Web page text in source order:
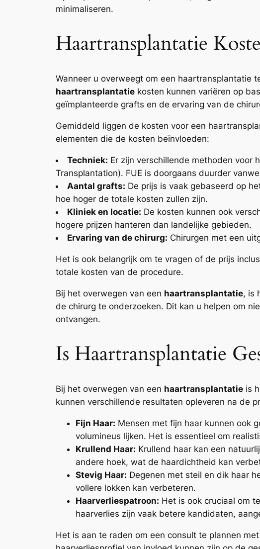
minimaliseren.
Haartransplantatie
Wanneer u overweegt om een haartransplantatie
haartransplantatie kosten kunnen variëren op
geïmplanteerde grafts en de ervaring van de
Gemiddeld liggen de kosten voor een
elementen die de kosten beïnvloeden:
Techniek: Er zijn verschillende methoden voor
Transplantation). FUE is doorgaans duurder
Aantal grafts: De prijs is vaak gebaseerd op
hoe hoger de totale kosten zullen zijn.
Kliniek en locatie: De kosten kunnen ook
hogere prijzen hanteren dan landelijke gebieden.
Ervaring van de chirurg: Chirurgen met een
Het is ook belangrijk om te vragen of de prijs
totale kosten van de procedure.
Bij het overwegen van een haartransplantatie, is
de chirurg te onderzoeken. Dit kan u helpen om
ontvangen.
Is Haartransplantatie
Bij het overwegen van een haartransplantatie is
kunnen verschillende resultaten opleveren na de
Fijn Haar: Mensen met fijn haar kunnen ook
volumineus lijken. Het is essentieel om
Krullend Haar: Krullend haar kan een
andere hoek, wat de haardichtheid kan
Stevig Haar: Degenen met steil en dik haar
vollere lokken kan verbeteren.
Haarverliespatroon: Het is ook cruciaal om
haarverlies zijn vaak betere kandidaten,
Het is aan te raden om een consult te plannen